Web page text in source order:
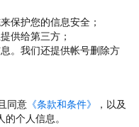
保护您的信息安全；
供给第三方；
。我们还提供帐号删除方
同意 《条款和条件》
，以及
个人信息。